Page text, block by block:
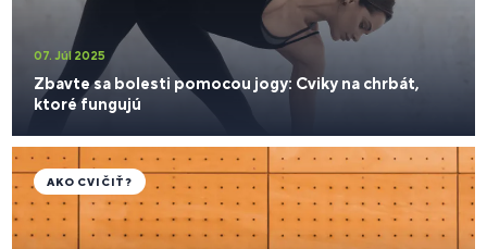
07. Júl 2025
Zbavte sa bolesti pomocou jogy: Cviky na chrbát,
ktoré fungujú
AKO CVIČIŤ?